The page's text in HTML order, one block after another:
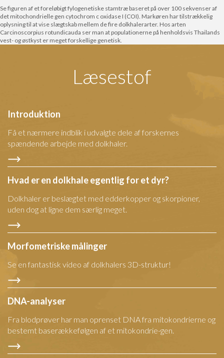
Se figuren af et foreløbigt fylogenetiske stamtræ baseret på over 100 sekvenser af
det mitochondrielle gen cytochrom c oxidase I (COI). Markøren har tilstrækkelig
oplysning til at vise slægtskab mellem de fire dolkhalerarter. Hos arten
Carcinoscorpius rotundicauda ser man at populationerne på henholdsvis Thailands
vest- og østkyst er meget forskellige genetisk.
Læsestof
Introduktion
Få et nærmere indblik i udvalgte dele af forskernes
spændende arbejde med dolkhaler.
Hvad er en dolkhale egentlig for et dyr?
Dolkhaler er beslægtet med edderkopper og skorpioner,
uden dog at ligne dem særlig meget.
Morfometriske målinger
Se en fantastisk video af dolkhalers 3D-struktur!
DNA-analyser
Fra blodprøver har man oprenset DNA fra mitokondrierne og
bestemt baserækkefølgen af et mitokondrie-gen.